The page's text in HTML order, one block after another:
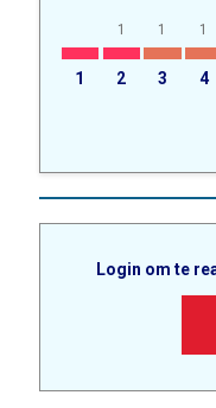
1
1
2
1
3
1
4
Login om te